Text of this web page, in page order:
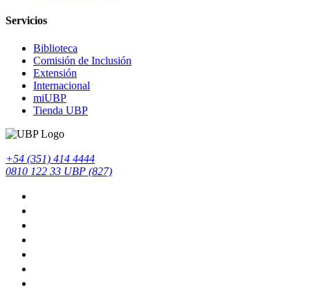
Servicios
Biblioteca
Comisión de Inclusión
Extensión
Internacional
miUBP
Tienda UBP
+54 (351) 414 4444
0810 122 33 UBP (827)